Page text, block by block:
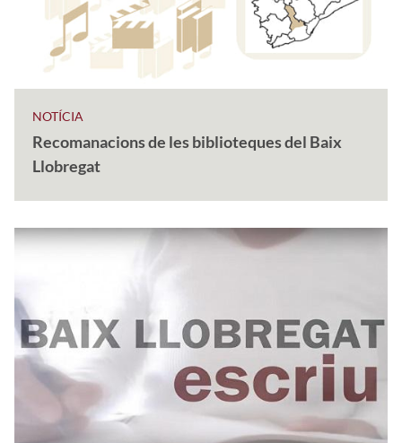
NOTÍCIA
Recomanacions de les biblioteques del Baix
Llobregat